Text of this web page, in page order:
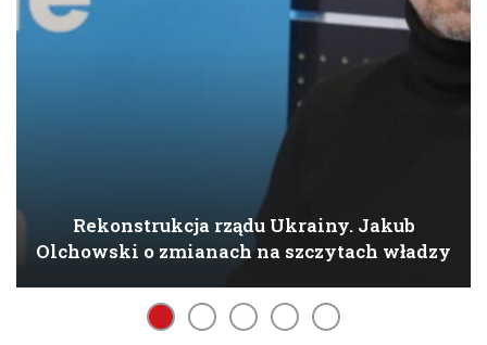
Rekonstrukcja rządu Ukrainy. Jakub
Olchowski o zmianach na szczytach władzy